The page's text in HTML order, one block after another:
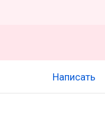
Написать